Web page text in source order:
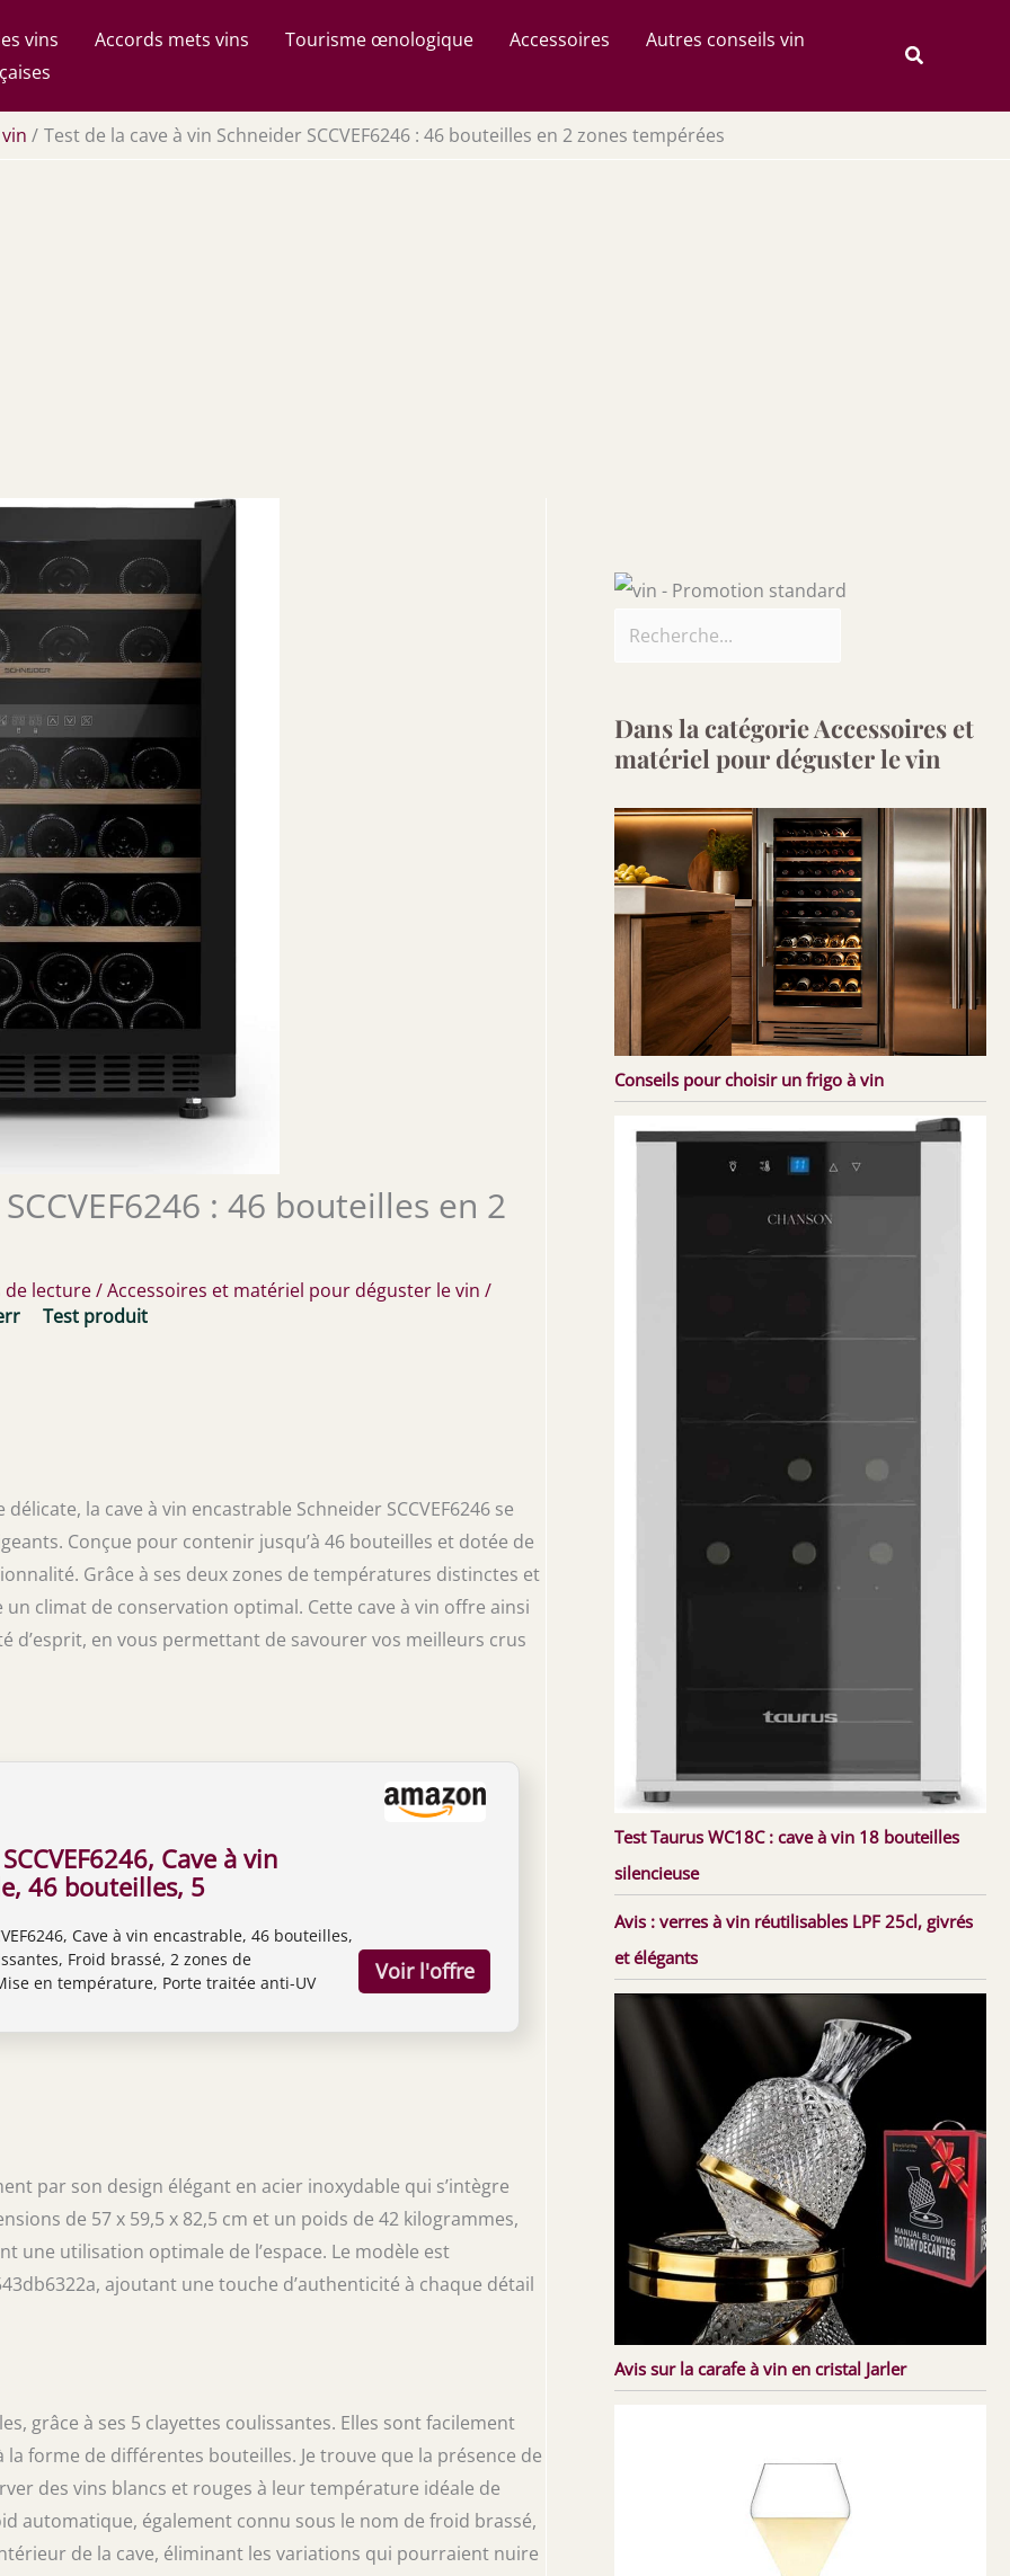
vins Accords mets vins Tourisme œnologique Accessoires
Autres conseils vin
Rechercher
Test de la cave à vin Schneider SCCVEF6246 : 46 bouteilles en 2 zones tempérées
: 46 bouteilles en 2
de lecture/Accessoires et matériel pour déguster le vin /
Test produit
la cave à vin encastrable Schneider SCCVEF6246 se
Conçue pour contenir jusqu’à 46 bouteilles et dotée de
Grâce à ses deux zones de températures distinctes et
climat de conservation optimal. Cette cave à vin offre ainsi
en vous permettant de savourer vos meilleurs crus
Cave à vin
46 bouteilles, 5
températures, Mise en
Porte traitée anti-UV
Cave à vin encastrable, 46 bouteilles,
Froid brassé, 2 zones de
en température, Porte traitée anti-UV
par son design élégant en acier inoxydable qui s’intègre
de 57 x 59,5 x 82,5 cm et un poids de 42 kilogrammes,
une utilisation optimale de l’espace. Le modèle est
ajoutant une touche d’authenticité à chaque détail
grâce à ses 5 clayettes coulissantes. Elles sont facilement
forme de différentes bouteilles. Je trouve que la présence de
des vins blancs et rouges à leur température idéale de
automatique, également connu sous le nom de froid brassé,
de la cave, éliminant les variations qui pourraient nuire
Dans la catégorie Accessoires et
matériel pour déguster le vin
Conseils pour choisir un frigo à vin
Test Taurus WC18C : cave à vin 18 bouteilles
silencieuse
Avis : verres à vin réutilisables LPF 25cl, givrés
et élégants
Avis sur la carafe à vin en cristal Jarler